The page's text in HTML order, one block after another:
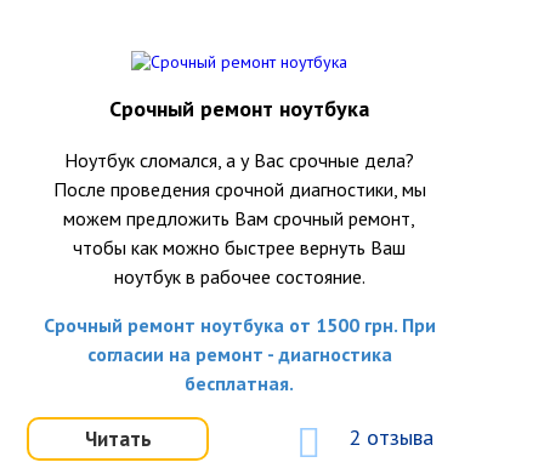
Срочный ремонт ноутбука
Ноутбук сломался, а у Вас срочные дела?
После проведения срочной диагностики, мы
можем предложить Вам срочный ремонт,
чтобы как можно быстрее вернуть Ваш
ноутбук в рабочее состояние.
Срочный ремонт ноутбука от 1500 грн. При
согласии на ремонт - диагностика
бесплатная.
Читать 2 отзыва